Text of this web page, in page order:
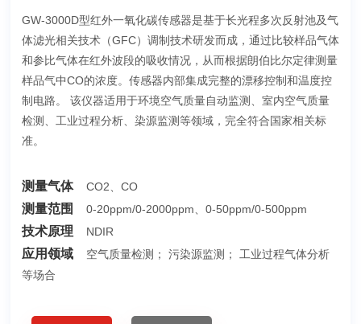
GW-3000D型红外一氧化碳传感器是基于长光程多次反射池及气
体滤光相关技术（GFC）调制技术研发而成，通过比较样品气体
和参比气体在红外波段的吸收情况，从而根据朗伯比尔定律测量
样品气中CO的浓度。传感器内部集成完整的漂移控制和温度控
制电路。 该仪器适用于环境空气质量自动监测、室内空气质量
检测、工业过程分析、染源监测等领域，完全符合国家相关标
准。
测量气体 CO2、CO
测量范围 0-20ppm/0-2000ppm、0-50ppm/0-500ppm
技术原理 NDIR
应用领域
空气质量检测； 污染源监测； 工业过程气体分析
等场合